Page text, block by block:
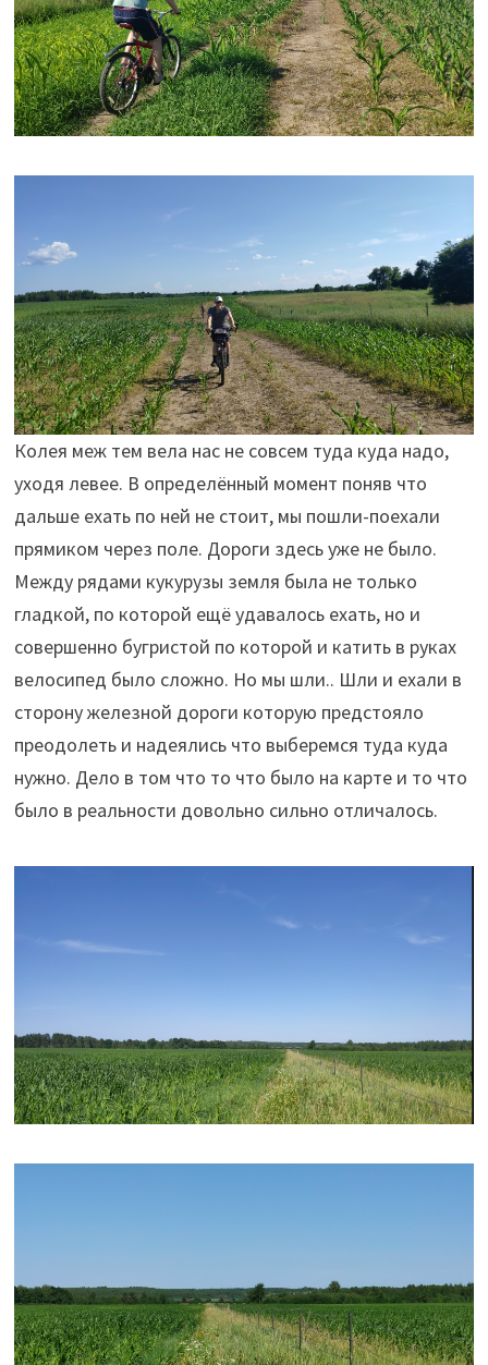
Колея меж тем вела нас не совсем туда куда надо,
уходя левее. В определённый момент поняв что
дальше ехать по ней не стоит, мы пошли-поехали
прямиком через поле. Дороги здесь уже не было.
Между рядами кукурузы земля была не только
гладкой, по которой ещё удавалось ехать, но и
совершенно бугристой по которой и катить в руках
велосипед было сложно. Но мы шли.. Шли и ехали в
сторону железной дороги которую предстояло
преодолеть и надеялись что выберемся туда куда
нужно. Дело в том что то что было на карте и то что
было в реальности довольно сильно отличалось.